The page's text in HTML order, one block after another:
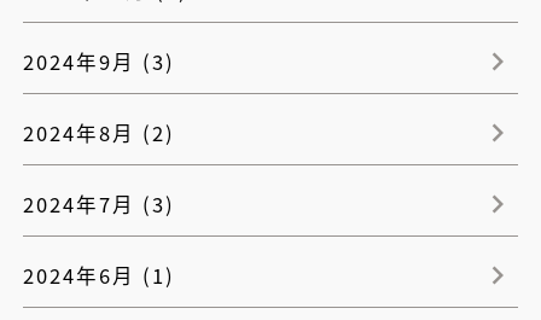
2024年9月 (3)
2024年8月 (2)
2024年7月 (3)
2024年6月 (1)